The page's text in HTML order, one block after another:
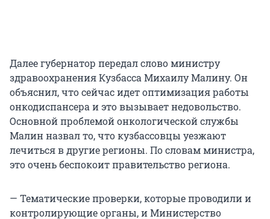
Далее губернатор передал слово министру
здравоохранения Кузбасса Михаилу Малину. Он
объяснил, что сейчас идет оптимизация работы
онкодиспансера и это вызывает недовольство.
Основной проблемой онкологической службы
Малин назвал то, что кузбассовцы уезжают
лечиться в другие регионы. По словам министра,
это очень беспокоит правительство региона.
— Тематические проверки, которые проводили и
контролирующие органы, и Министерство